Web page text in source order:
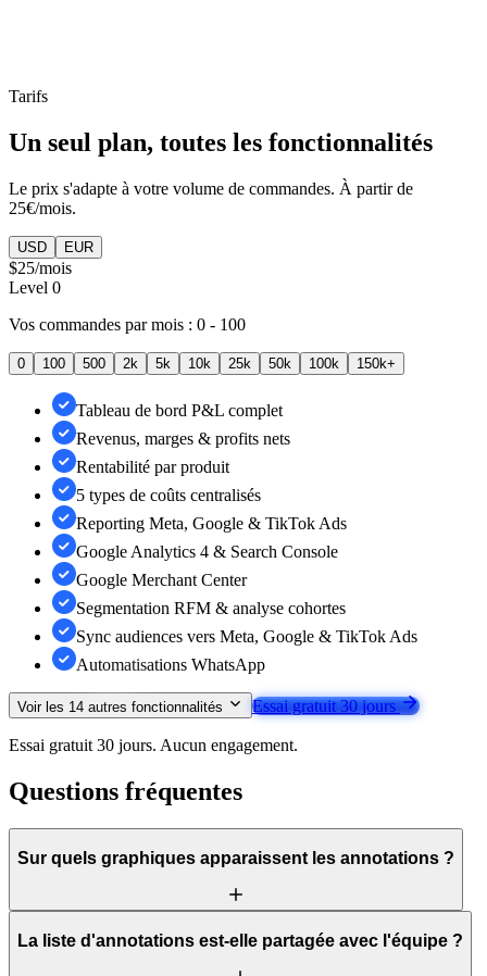
Tarifs
Un seul plan, toutes les fonctionnalités
Le prix s'adapte à votre volume de commandes. À partir de
25€/mois.
USD EUR
$25/mois
Level 0
Vos commandes par mois : 0 - 100
0 100 500 2k 5k 10k 25k 50k 100k 150k+
Tableau de bord P&L complet
Revenus, marges & profits nets
Rentabilité par produit
5 types de coûts centralisés
Reporting Meta, Google & TikTok Ads
Google Analytics 4 & Search Console
Google Merchant Center
Segmentation RFM & analyse cohortes
Sync audiences vers Meta, Google & TikTok Ads
Automatisations WhatsApp
Voir les 14 autres fonctionnalités Essai gratuit 30 jours
Essai gratuit 30 jours. Aucun engagement.
Questions fréquentes
Sur quels graphiques apparaissent les annotations ?
La liste d'annotations est-elle partagée avec l'équipe ?